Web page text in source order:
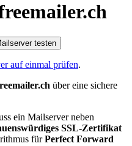
testen
auf einmal prüfen.
über eine sichere
ein Mailserver neben
SSL-Zertifikat
fürPerfect Forward